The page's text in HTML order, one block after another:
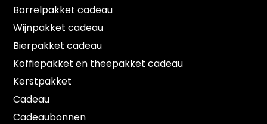
Borrelpakket cadeau
Wijnpakket cadeau
Bierpakket cadeau
Koffiepakket en theepakket cadeau
Kerstpakket
Cadeau
Cadeaubonnen